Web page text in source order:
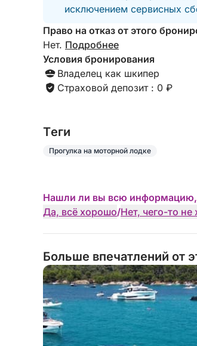
сущность Ривьеры:
исключением сервисных
Право на отказ от этого
Нет. Подробнее
Условия бронирования
Владелец как шкипер
Страховой депозит : 0 ₽
Tеги
Прогулка на моторной лодке
Нашли ли вы всю
Да, всё хорошо/Нет, чего-то не
Больше впечатлений от